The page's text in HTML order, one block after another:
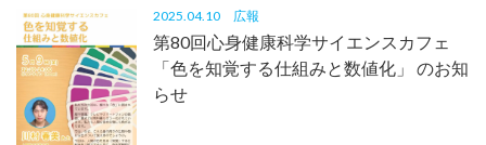
2025.04.10 広報
第80回心身健康科学サイエンスカフェ
「色を知覚する仕組みと数値化」 のお知
らせ